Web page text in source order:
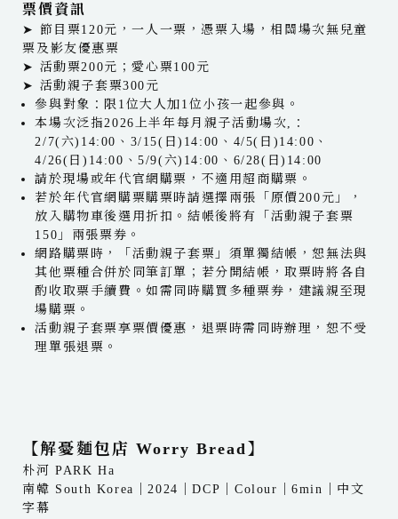
票價資訊
➤ 節目票120元，一人一票，憑票入場，相關場次無兒童
票及影友優惠票
➤ 活動票200元；愛心票100元
➤ 活動親子套票300元
參與對象：限1位大人加1位小孩一起參與。
本場次泛指2026上半年每月親子活動場次,：
2/7(六)14:00、3/15(日)14:00、4/5(日)14:00、
4/26(日)14:00、5/9(六)14:00、6/28(日)14:00
請於現場或年代官網購票，不適用超商購票。
若於年代官網購票購票時請選擇兩張「原價200元」，
放入購物車後選用折扣。結帳後將有「活動親子套票
150」兩張票券。
網路購票時，「活動親子套票」須單獨結帳，恕無法與
其他票種合併於同筆訂單；若分開結帳，取票時將各自
酌收取票手續費。如需同時購買多種票券，建議親至現
場購票。
活動親子套票享票價優惠，退票時需同時辦理，恕不受
理單張退票。
【 解憂麵包店 Worry Bread 】
朴河 PARK Ha
南韓 South Korea｜2024｜DCP｜Colour｜6min｜中文
字幕